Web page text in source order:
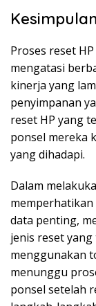
Kesimpulan
Proses reset
mengatasi
kinerja yang
penyimpanan
reset HP yang
ponsel mereka
yang dihadapi.
Dalam
data penting,
jenis reset
menggunakan
menunggu
ponsel setelah